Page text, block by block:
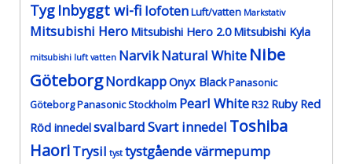
Tyg Inbyggt wi-fi lofotenLuft/vatten Markstativ
Mitsubishi Hero Mitsubishi Hero 2.0 Mitsubishi Kyla
mitsubishi luft vatten NarvikNatural White Nibe
GöteborgNordkappOnyx BlackPanasonic
GöteborgPanasonic Stockholm Pearl WhiteR32 Ruby Red
Röd innedelsvalbardSvart innedel Toshiba
HaoriTrysil tyst tystgående värmepump